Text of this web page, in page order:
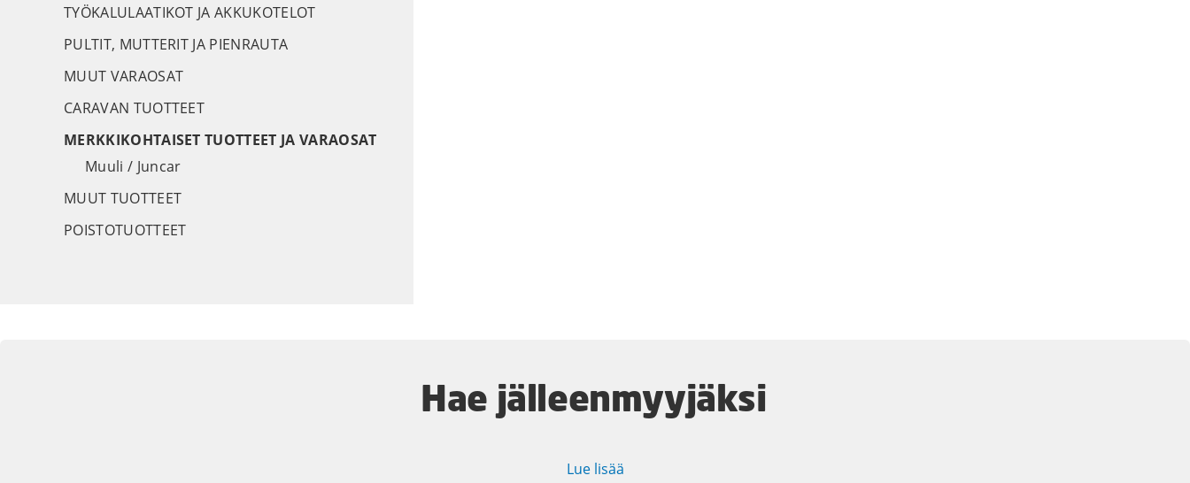
TYÖKALULAATIKOT JA AKKUKOTELOT
PULTIT, MUTTERIT JA PIENRAUTA
MUUT VARAOSAT
CARAVAN TUOTTEET
MERKKIKOHTAISET TUOTTEET JA VARAOSAT
Muuli / Juncar
MUUT TUOTTEET
POISTOTUOTTEET
Hae jälleenmyyjäksi
Lue lisää